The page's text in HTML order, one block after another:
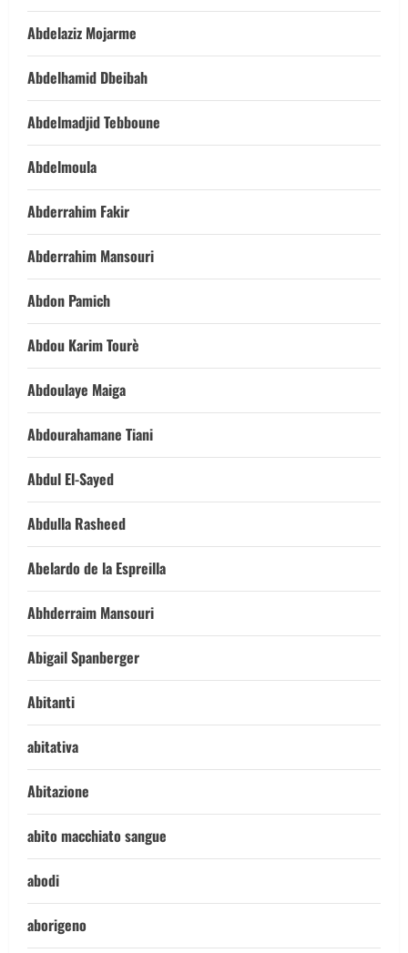
Abdelaziz Mojarme
Abdelhamid Dbeibah
Abdelmadjid Tebboune
Abdelmoula
Abderrahim Fakir
Abderrahim Mansouri
Abdon Pamich
Abdou Karim Tourè
Abdoulaye Maiga
Abdourahamane Tiani
Abdul El-Sayed
Abdulla Rasheed
Abelardo de la Espreilla
Abhderraim Mansouri
Abigail Spanberger
Abitanti
abitativa
Abitazione
abito macchiato sangue
abodi
aborigeno